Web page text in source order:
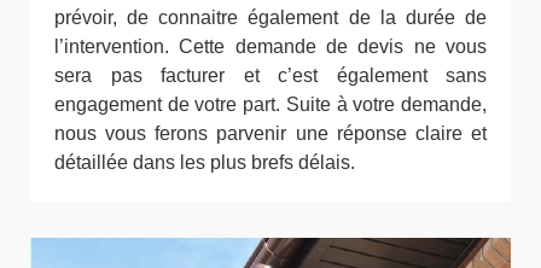
prévoir, de connaitre également de la durée de
l’intervention. Cette demande de devis ne vous
sera pas facturer et c’est également sans
engagement de votre part. Suite à votre demande,
nous vous ferons parvenir une réponse claire et
détaillée dans les plus brefs délais.